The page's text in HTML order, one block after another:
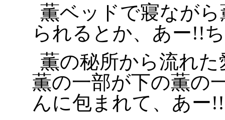
薫ベッドで寢なが
られるとか、あー!!
薫の秘所から流れ
薫の一部が下の薫の
んに包まれて、あー